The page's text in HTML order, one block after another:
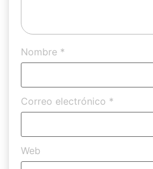
Nombre *
Correo electrónico *
Web